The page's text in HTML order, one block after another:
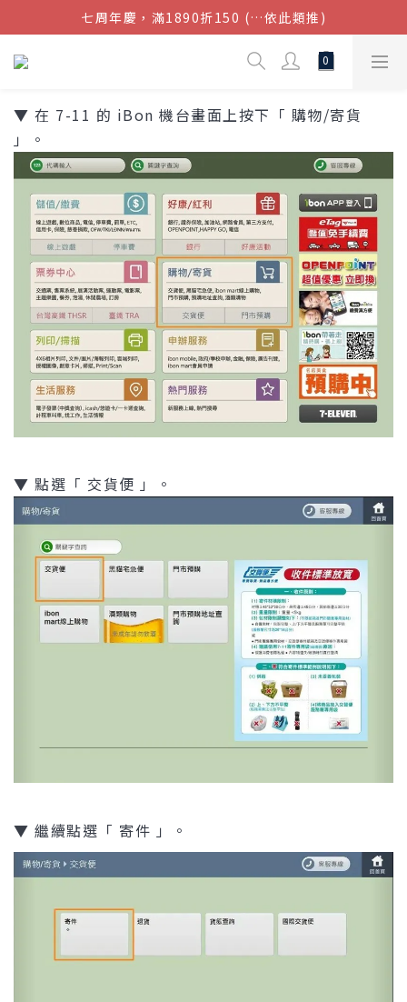
結帳金額滿$1080超取免運
七周年慶，滿1890折150 (…依此類推)
點我加入官方LINE帳號，獲得50元現金券
▼ 在 7-11 的 iBon 機台畫面上按下「 購物/寄貨
」。
▼ 點選「 交貨便 」。
▼ 繼續點選「 寄件 」。